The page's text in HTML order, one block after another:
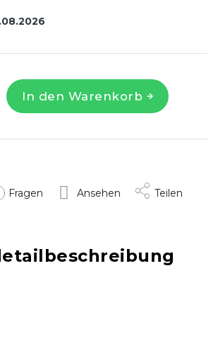
In den Warenkorb
Fragen Ansehen Teilen